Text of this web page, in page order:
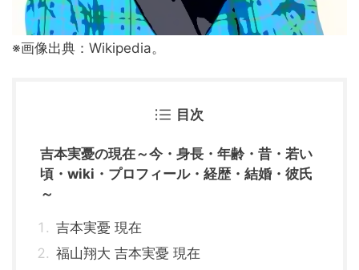
※画像出典：Wikipedia。
目次
吉本実憂の現在～今・身長・年齢・昔・若い
頃・wiki・プロフィール・経歴・結婚・彼氏
～
吉本実憂 現在
福山翔大 吉本実憂 現在